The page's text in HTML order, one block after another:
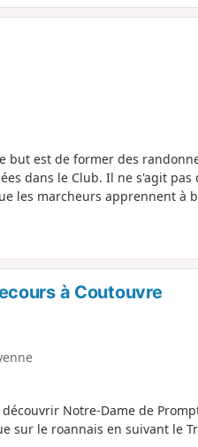
but est de former des
dans le Club. Il ne s'agit
les marcheurs apprennent à
à Coutouvre
Notre-Dame de
sur le roannais en suivant le